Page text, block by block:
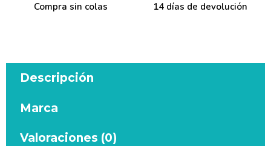
Compra sin colas 14 días de devolución
Descripción
Marca
Valoraciones (0)